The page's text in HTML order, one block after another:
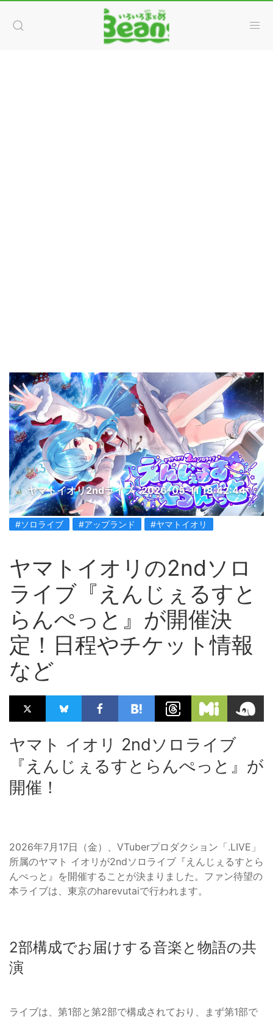
ヤマトイオリ2ndライブ 2026-05-11 18:42:44
#ソロライブ #アップランド #ヤマトイオリ
ヤマトイオリの2ndソロ
ライブ『えんじぇるすと
らんぺっと』が開催決
定！日程やチケット情報
など
ヤマト イオリ 2ndソロライブ
『えんじぇるすとらんぺっと』が
開催！
2026年7月17日（金）、VTuberプロダクション「.LIVE」
所属のヤマト イオリが2ndソロライブ『えんじぇるすとら
んぺっと』を開催することが決まりました。ファン待望の
本ライブは、東京のharevutaiで行われます。
2部構成でお届けする音楽と物語の共
演
ライブは、第1部と第2部で構成されており、まず第1部で